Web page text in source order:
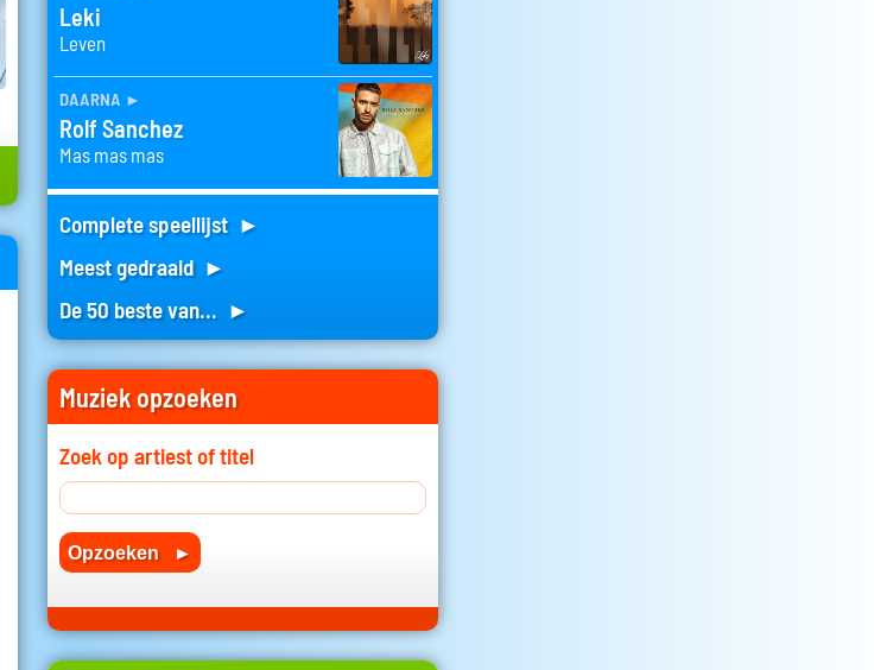
Leki
Leven
daarna ►
Rolf Sanchez
Mas mas mas
Complete speellijst ►
Meest gedraaid ►
De 50 beste van... ►
Muziek opzoeken
Zoek op artiest of titel